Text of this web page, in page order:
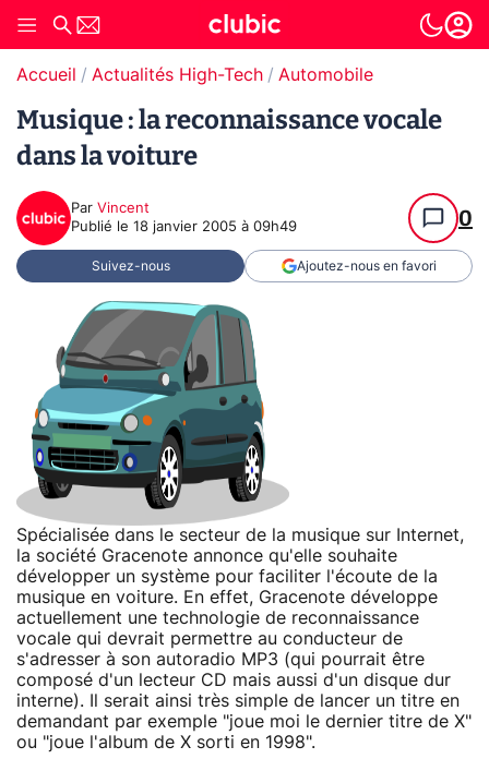
Accueil Actualités High-Tech Automobile
Musique : la reconnaissance vocale
dans la voiture
Par Vincent
Publié le 18 janvier 2005 à 09h49 0
Suivez-nous Ajoutez-nous en favori
Spécialisée dans le secteur de la musique sur Internet,
la société Gracenote annonce qu'elle souhaite
développer un système pour faciliter l'écoute de la
musique en voiture. En effet, Gracenote développe
actuellement une technologie de reconnaissance
vocale qui devrait permettre au conducteur de
s'adresser à son autoradio MP3 (qui pourrait être
composé d'un lecteur CD mais aussi d'un disque dur
interne). Il serait ainsi très simple de lancer un titre en
demandant par exemple "joue moi le dernier titre de X"
ou "joue l'album de X sorti en 1998".